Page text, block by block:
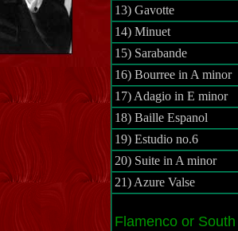
13) Gavotte
14) Minuet
15) Sarabande
16)Bourree in A minor
17) Adagio in E minor
18)Baille Espanol
19)Estudio no.6
20) Suite in A minor
21) AzureValse
Flamenco or